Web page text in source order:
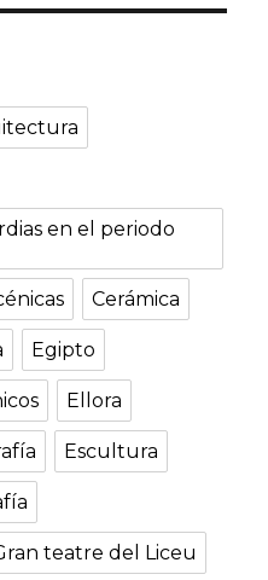
en el periodo
Cerámica
Egipto
Ellora
Escultura
teatre del Liceu